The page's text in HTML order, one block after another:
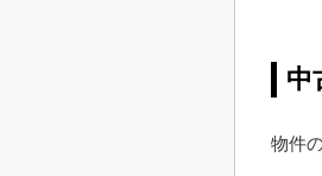
中
物件